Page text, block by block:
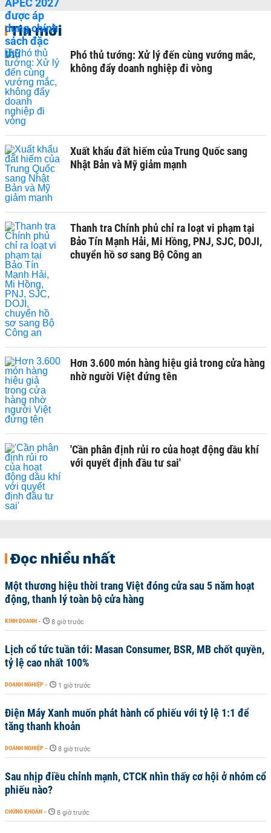
Tin mới
Phó thủ tướng: Xử lý đến cùng vướng mắc,
không đẩy doanh nghiệp đi vòng
Xuất khẩu đất hiếm của Trung Quốc sang
Nhật Bản và Mỹ giảm mạnh
Thanh tra Chính phủ chỉ ra loạt vi phạm tại
Bảo Tín Mạnh Hải, Mi Hồng, PNJ, SJC, DOJI,
chuyển hồ sơ sang Bộ Công an
Hơn 3.600 món hàng hiệu giả trong cửa hàng
nhờ người Việt đứng tên
'Cần phân định rủi ro của hoạt động dầu khí
với quyết định đầu tư sai'
Đọc nhiều nhất
Một thương hiệu thời trang Việt đóng cửa sau 5 năm hoạt
động, thanh lý toàn bộ cửa hàng
KINH DOANH - 8 giờ trước
Lịch cổ tức tuần tới: Masan Consumer, BSR, MB chốt quyền,
tỷ lệ cao nhất 100%
DOANH NGHIỆP - 1 giờ trước
Điện Máy Xanh muốn phát hành cổ phiếu với tỷ lệ 1:1 để
tăng thanh khoản
DOANH NGHIỆP - 8 giờ trước
Sau nhịp điều chỉnh mạnh, CTCK nhìn thấy cơ hội ở nhóm cổ
phiếu nào?
CHỨNG KHOÁN - 8 giờ trước